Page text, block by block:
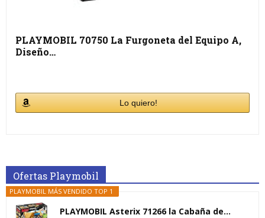
PLAYMOBIL 70750 La Furgoneta del Equipo A,
Diseño…
Lo quiero!
Ofertas Playmobil
PLAYMOBIL MÁS VENDIDO TOP 1
PLAYMOBIL Asterix 71266 la Cabaña de...